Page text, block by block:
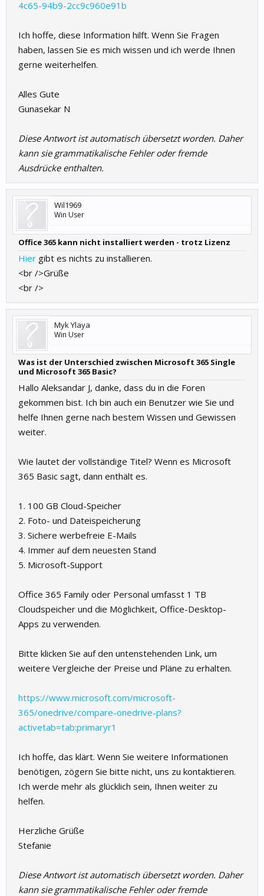
4c65-94b9-2cc9c960e91b
Ich hoffe, diese Information hilft. Wenn Sie Fragen
haben, lassen Sie es mich wissen und ich werde Ihnen
gerne weiterhelfen.
Alles Gute
Gunasekar N
Diese Antwort ist automatisch übersetzt worden. Daher
kann sie grammatikalische Fehler oder fremde
Ausdrücke enthalten.
Wil1969
Win User
Office 365 kann nicht installiert werden - trotz Lizenz
Hier gibt es nichts zu installieren.
<br />Grüße
<br />
Myk Ylaya
Win User
Was ist der Unterschied zwischen Microsoft 365 Single
und Microsoft 365 Basic?
Hallo Aleksandar J, danke, dass du in die Foren
gekommen bist. Ich bin auch ein Benutzer wie Sie und
helfe Ihnen gerne nach bestem Wissen und Gewissen
weiter.
Wie lautet der vollständige Titel? Wenn es Microsoft
365 Basic sagt, dann enthält es.
1. 100 GB Cloud-Speicher
2. Foto- und Dateispeicherung
3. Sichere werbefreie E-Mails
4. Immer auf dem neuesten Stand
5. Microsoft-Support
Office 365 Family oder Personal umfasst 1 TB
Cloudspeicher und die Möglichkeit, Office-Desktop-
Apps zu verwenden.
Bitte klicken Sie auf den untenstehenden Link, um
weitere Vergleiche der Preise und Pläne zu erhalten.
https://www.microsoft.com/microsoft-
365/onedrive/compare-onedrive-plans?
activetab=tab:primaryr1
Ich hoffe, das klärt. Wenn Sie weitere Informationen
benötigen, zögern Sie bitte nicht, uns zu kontaktieren.
Ich werde mehr als glücklich sein, Ihnen weiter zu
helfen.
Herzliche Grüße
Stefanie
Diese Antwort ist automatisch übersetzt worden. Daher
kann sie grammatikalische Fehler oder fremde